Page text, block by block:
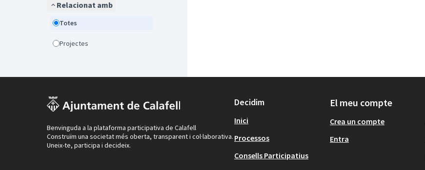
Relacionat amb
Totes
Projectes
Benvinguda a la plataforma participativa de Calafell
Construïm una societat més oberta, transparent i col·laborativa.
Uneix-te, participa i decideix.
Decidim
Inici
Processos
Consells Participatius
El meu compte
Crea un compte
Entra